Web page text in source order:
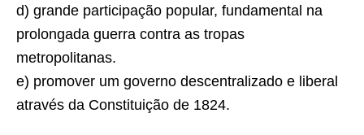
d) grande participação popular, fundamental na
prolongada guerra contra as tropas
metropolitanas.
e) promover um governo descentralizado e liberal
através da Constituição de 1824.